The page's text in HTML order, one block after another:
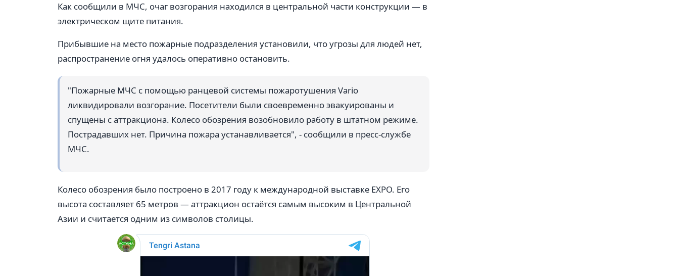
Как сообщили в МЧС, очаг возгорания находился в центральной части конструкции — в
электрическом щите питания.
Прибывшие на место пожарные подразделения установили, что угрозы для людей нет,
распространение огня удалось оперативно остановить.
"Пожарные МЧС с помощью ранцевой системы пожаротушения Vario
ликвидировали возгорание. Посетители были своевременно эвакуированы и
спущены с аттракциона. Колесо обозрения возобновило работу в штатном режиме.
Пострадавших нет. Причина пожара устанавливается", - сообщили в пресс-службе
МЧС.
Колесо обозрения было построено в 2017 году к международной выставке EXPO. Его
высота составляет 65 метров — аттракцион остаётся самым высоким в Центральной
Азии и считается одним из символов столицы.